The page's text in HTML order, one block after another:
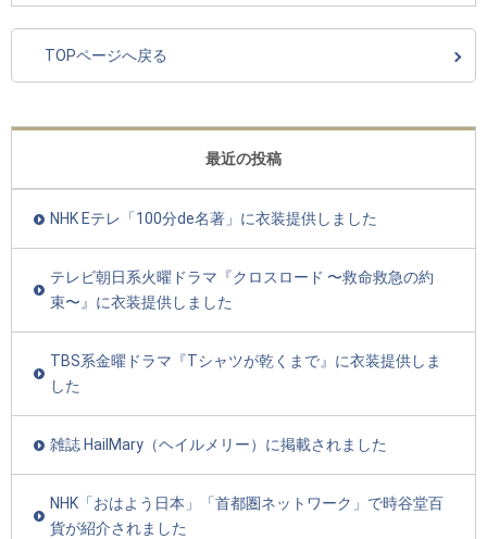
TOPページへ戻る
最近の投稿
NHK Eテレ「100分de名著」に衣装提供しました
テレビ朝日系火曜ドラマ『クロスロード 〜救命救急の約
束〜』に衣装提供しました
TBS系金曜ドラマ『Tシャツが乾くまで』に衣装提供しま
した
雑誌 HailMary（ヘイルメリー）に掲載されました
NHK「おはよう日本」「首都圏ネットワーク」で時谷堂百
貨が紹介されました